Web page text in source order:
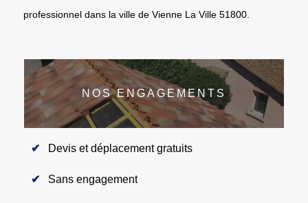
professionnel dans la ville de Vienne La Ville 51800.
NOS ENGAGEMENTS
Devis et déplacement gratuits
Sans engagement